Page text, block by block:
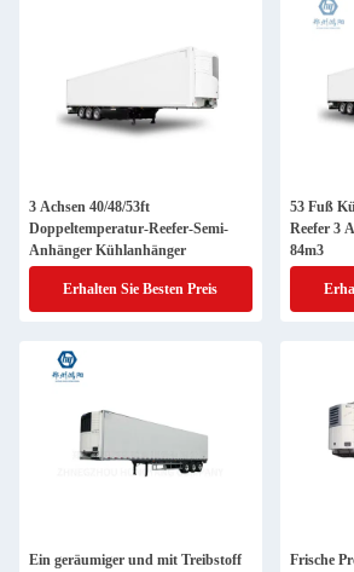
3 Achsen 40/48/53ft
Doppeltemperatur-Reefer-Semi-
Anhänger Kühlanhänger
Erhalten Sie Besten Preis
53 Fuß
Reefer 3
84m3
Ein geräumiger und mit Treibstoff
Frische